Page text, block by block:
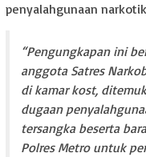
penyalahgunaan
“Pengungkapan ini
anggota Satres
di kamar kost,
dugaan
tersangka beserta
Polres Metro untuk